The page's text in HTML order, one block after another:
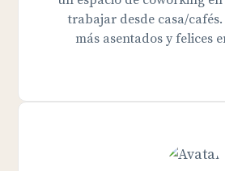
trabajar desde casa/
más asentados y felices